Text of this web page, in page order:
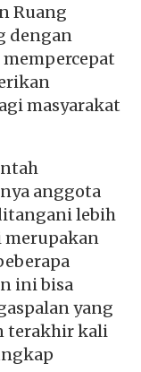
Ruang
dengan
masyarakat
anggota
lebih
ini bisa
yang
terakhir kali